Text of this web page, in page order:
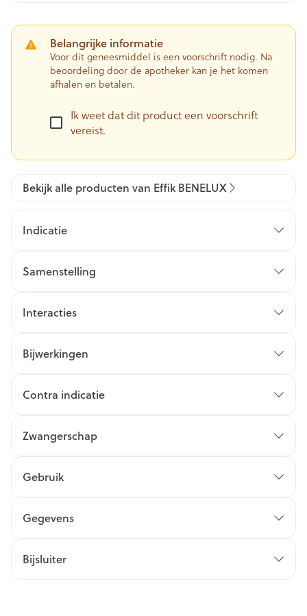
Belangrijke informatie
Voor dit geneesmiddel is een voorschrift nodig. Na
beoordeling door de apotheker kan je het komen
afhalen en betalen.
Ik weet dat dit product een voorschrift
vereist.
Bekijk alle producten van Effik BENELUX
Indicatie
Samenstelling
Interacties
Bijwerkingen
Contra indicatie
Zwangerschap
Gebruik
Gegevens
Bijsluiter